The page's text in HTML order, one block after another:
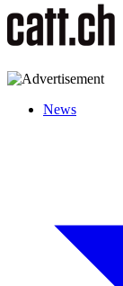
News